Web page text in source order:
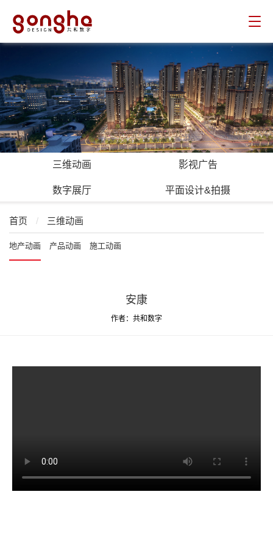
三维动画 影视广告
数字展厅 平面设计&拍摄
首页 / 三维动画
地产动画 产品动画 施工动画
安康
作者：共和数字